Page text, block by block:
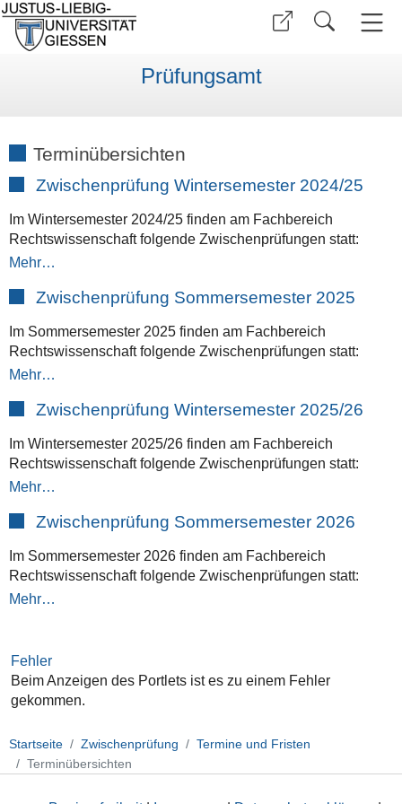
Prüfungsamt
Terminübersichten
Zwischenprüfung Wintersemester 2024/25
Im Wintersemester 2024/25 finden am Fachbereich
Rechtswissenschaft folgende Zwischenprüfungen statt:
Mehr…
Zwischenprüfung Sommersemester 2025
Im Sommersemester 2025 finden am Fachbereich
Rechtswissenschaft folgende Zwischenprüfungen statt:
Mehr…
Zwischenprüfung Wintersemester 2025/26
Im Wintersemester 2025/26 finden am Fachbereich
Rechtswissenschaft folgende Zwischenprüfungen statt:
Mehr…
Zwischenprüfung Sommersemester 2026
Im Sommersemester 2026 finden am Fachbereich
Rechtswissenschaft folgende Zwischenprüfungen statt:
Mehr…
Fehler
Beim Anzeigen des Portlets ist es zu einem Fehler
gekommen.
Startseite Zwischenprüfung
Termine und Fristen
Terminübersichten